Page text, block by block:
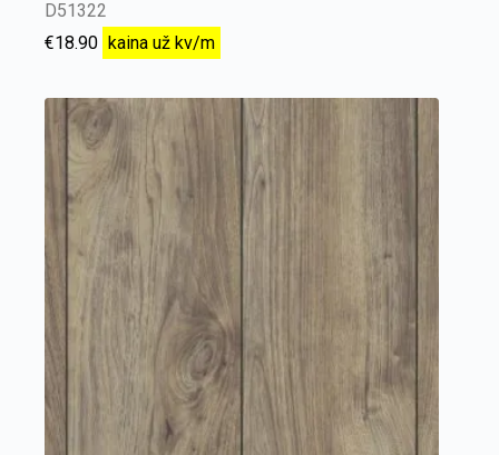
D51322
€18.90 kaina už kv/m